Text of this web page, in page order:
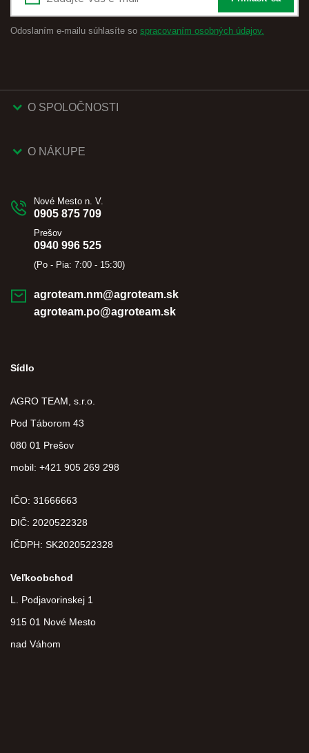
Odoslaním e-mailu súhlasíte so spracovaním osobných údajov.
O SPOLOČNOSTI
O NÁKUPE
Nové Mesto n. V.
0905 875 709
Prešov
0940 996 525
(Po - Pia: 7:00 - 15:30)
agroteam.nm@agroteam.sk
agroteam.po@agroteam.sk
Sídlo
AGRO TEAM, s.r.o.
Pod Táborom 43
080 01 Prešov
mobil: +421 905 269 298
IČO: 31666663
DIČ: 2020522328
IČDPH: SK2020522328
Veľkoobchod
L. Podjavorinskej 1
915 01 Nové Mesto
nad Váhom